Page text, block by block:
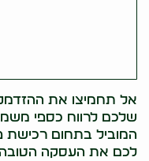
אל תחמיצו את
שלכם לרווח כספי
המוביל בתחום רכישת
לכם את העסקה הטובה